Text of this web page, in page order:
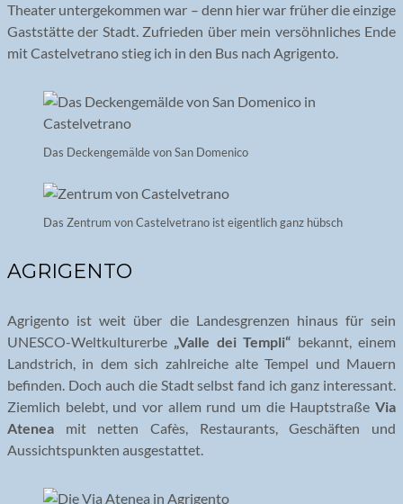
Theater untergekommen war – denn hier war früher die einzige
Gaststätte der Stadt. Zufrieden über mein versöhnliches Ende
mit Castelvetrano stieg ich in den Bus nach Agrigento.
Das Deckengemälde von San Domenico
Das Zentrum von Castelvetrano ist eigentlich ganz hübsch
AGRIGENTO
Agrigento ist weit über die Landesgrenzen hinaus für sein
UNESCO-Weltkulturerbe „Valle dei Templi“ bekannt, einem
Landstrich, in dem sich zahlreiche alte Tempel und Mauern
befinden. Doch auch die Stadt selbst fand ich ganz interessant.
Ziemlich belebt, und vor allem rund um die Hauptstraße Via
Atenea mit netten Cafès, Restaurants, Geschäften und
Aussichtspunkten ausgestattet.